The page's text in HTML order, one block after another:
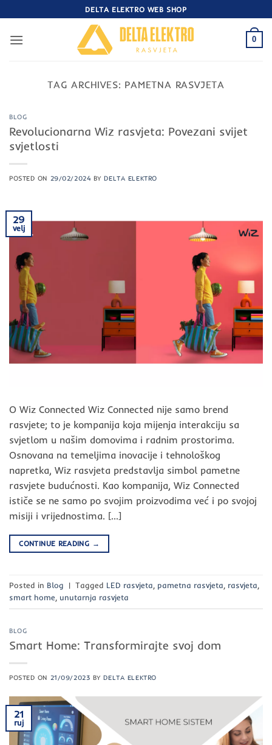
to
content
DELTA ELEKTRO WEB SHOP
0
TAG ARCHIVES: PAMETNA RASVJETA
BLOG
Revolucionarna Wiz rasvjeta: Povezani svijet
svjetlosti
POSTED ON 29/02/2024 BYDELTA ELEKTRO
29
velj
O Wiz Connected Wiz Connected nije samo brend
rasvjete; to je kompanija koja mijenja interakciju sa
svjetlom u našim domovima i radnim prostorima.
Osnovana na temeljima inovacije i tehnološkog
napretka, Wiz rasvjeta predstavlja simbol pametne
rasvjete budućnosti. Kao kompanija, Wiz Connected
ističe se ne samo po svojim proizvodima već i po svojoj
misiji i vrijednostima. […]
CONTINUE READING →
Posted in Blog | Tagged LED rasvjeta, pametna rasvjeta, rasvjeta,
smart home, unutarnja rasvjeta
BLOG
Smart Home: Transformirajte svoj dom
POSTED ON 21/09/2023 BYDELTA ELEKTRO
21
ruj